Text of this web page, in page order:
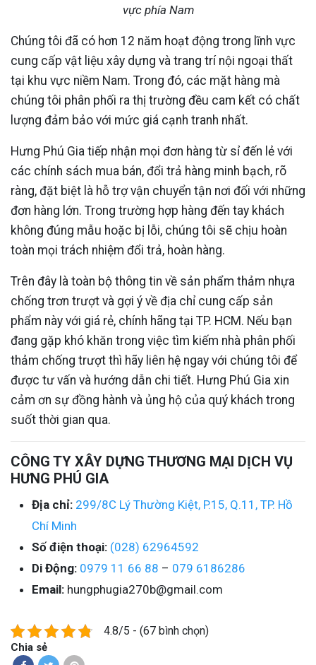
vực phía Nam
Chúng tôi đã có hơn 12 năm hoạt động trong lĩnh vực
cung cấp vật liệu xây dựng và trang trí nội ngoại thất
tại khu vực niềm Nam. Trong đó, các mặt hàng mà
chúng tôi phân phối ra thị trường đều cam kết có chất
lượng đảm bảo với mức giá cạnh tranh nhất.
Hưng Phú Gia tiếp nhận mọi đơn hàng từ sỉ đến lẻ với
các chính sách mua bán, đổi trả hàng minh bạch, rõ
ràng, đặt biệt là hỗ trợ vận chuyển tận nơi đối với những
đơn hàng lớn. Trong trường hợp hàng đến tay khách
không đúng mẫu hoặc bị lỗi, chúng tôi sẽ chịu hoàn
toàn mọi trách nhiệm đổi trả, hoàn hàng.
Trên đây là toàn bộ thông tin về sản phẩm thảm nhựa
chống trơn trượt và gợi ý về địa chỉ cung cấp sản
phẩm này với giá rẻ, chính hãng tại TP. HCM. Nếu bạn
đang gặp khó khăn trong việc tìm kiếm nhà phân phối
thảm chống trượt thì hãy liên hệ ngay với chúng tôi để
được tư vấn và hướng dẫn chi tiết. Hưng Phú Gia xin
cảm ơn sự đồng hành và ủng hộ của quý khách trong
suốt thời gian qua.
CÔNG TY XÂY DỰNG THƯƠNG MẠI DỊCH VỤ
HƯNG PHÚ GIA
Địa chỉ: 299/8C Lý Thường Kiệt, P.15, Q.11, TP. Hồ
Chí Minh
Số điện thoại: (028) 62964592
Di Động: 0979 11 66 88 – 079 6186286
Email: hungphugia270b@gmail.com
4.8/5 - (67 bình chọn)
Chia sẻ